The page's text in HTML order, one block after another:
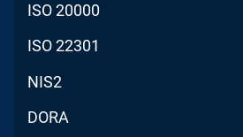
ISO 20000
ISO 22301
NIS2
DORA